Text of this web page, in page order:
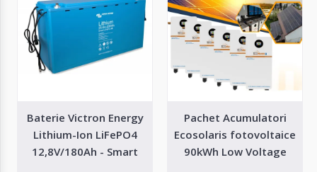
Baterie Victron Energy
Lithium-Ion LiFePO4
12,8V/180Ah - Smart
Pachet Acumulatori
Ecosolaris fotovoltaice
90kWh Low Voltage